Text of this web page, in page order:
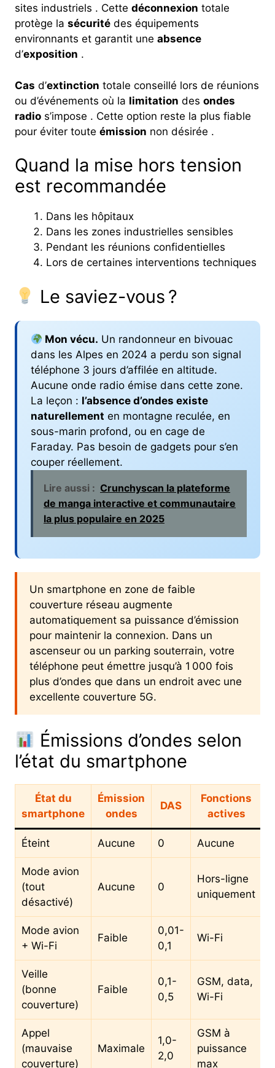
sites industriels . Cette déconnexion totale
protège la sécurité des équipements
environnants et garantit une absence
d’exposition .
Cas d’extinction totale conseillé lors de réunions
ou d’événements où la limitation des ondes
radio s’impose . Cette option reste la plus fiable
pour éviter toute émission non désirée .
Quand la mise hors tension
est recommandée
Dans les hôpitaux
Dans les zones industrielles sensibles
Pendant les réunions confidentielles
Lors de certaines interventions techniques
Le saviez-vous ?
Mon vécu. Un randonneur en bivouac
dans les Alpes en 2024 a perdu son signal
téléphone 3 jours d’affilée en altitude.
Aucune onde radio émise dans cette zone.
La leçon : l’absence d’ondes existe
naturellement en montagne reculée, en
sous-marin profond, ou en cage de
Faraday. Pas besoin de gadgets pour s’en
couper réellement.
Lire aussi : Crunchyscan la plateforme
de manga interactive et communautaire
la plus populaire en 2025
Un smartphone en zone de faible
couverture réseau augmente
automatiquement sa puissance d’émission
pour maintenir la connexion. Dans un
ascenseur ou un parking souterrain, votre
téléphone peut émettre jusqu’à 1 000 fois
plus d’ondes que dans un endroit avec une
excellente couverture 5G.
Émissions d’ondes selon
l’état du smartphone
État du
smartphone
Émission
ondes
DAS
Fonctions
actives
Éteint Aucune 0 Aucune
Mode avion
(tout
désactivé)
Aucune 0
Hors-ligne
uniquement
Mode avion
+ Wi-Fi
Faible
0,01-
0,1
Wi-Fi
Veille
(bonne
couverture)
Faible
0,1-
0,5
GSM, data,
Wi-Fi
Appel
(mauvaise
couverture)
Maximale
1,0-
2,0
GSM à
puissance
max